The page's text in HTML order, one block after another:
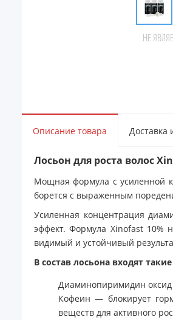
НЕ
Описание товара Доставка
Лосьон для роста волос
Мощная формула с усиленной
борется с выраженным
Усиленная концентрация
эффект. Формула Xinofast 10%
видимый и устойчивый
В состав лосьона входят
Диаминопиримидин оксид
Кофеин — блокирует
веществ для активного